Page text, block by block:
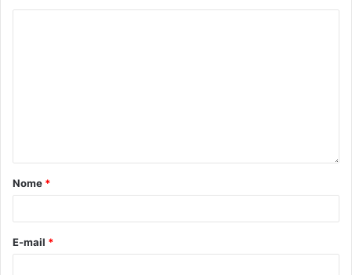
Nome *
E-mail *